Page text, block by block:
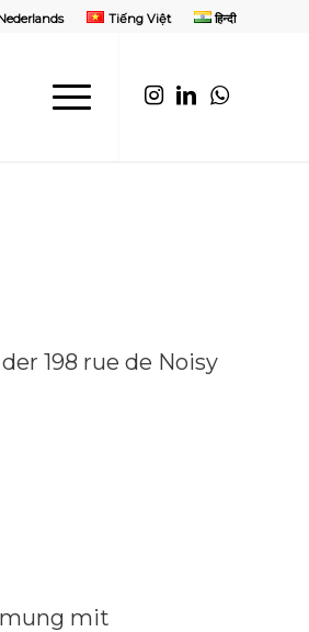
Tiếng Việt हिन्दी
198 rue de Noisy
mit